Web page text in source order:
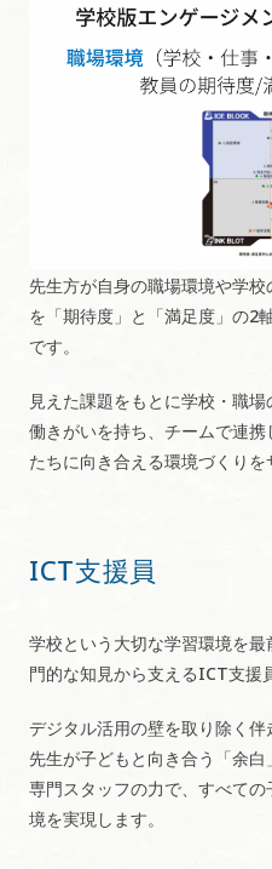
先生方が自身の職場環境や学
を「期待度」と「満足度」の2
です。
見えた課題をもとに学校・職
働きがいを持ち、チームで連
たちに向き合える環境づくりを
ICT支援員
学校という大切な学習環境を
門的な知見から支えるICT支援
デジタル活用の壁を取り除く伴
先生が子どもと向き合う「余白
専門スタッフの力で、すべて
境を実現します。